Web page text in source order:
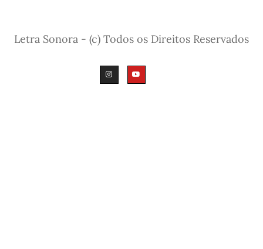
Letra Sonora - (c) Todos os Direitos Reservados